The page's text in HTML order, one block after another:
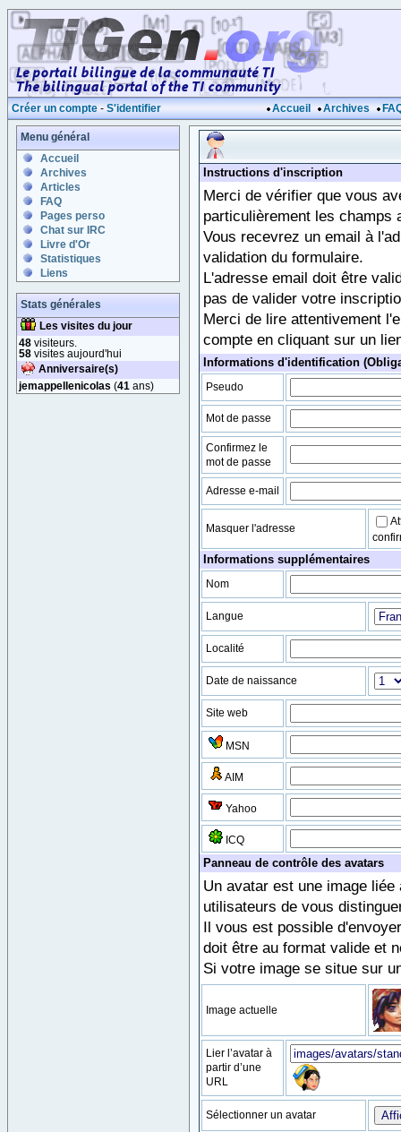
Créer un compte - S'identifier Accueil Archives
Menu général
Accueil
Archives
Articles
FAQ
Pages perso
Chat sur IRC
Livre d'Or
Statistiques
Liens
Stats générales
Les visites du jour
48 visiteurs.
58 visites aujourd'hui
Anniversaire(s)
jemappellenicolas (41 ans)
Instructions d'inscription
Merci de vérifier que vous
particulièrement les champs
Vous recevrez un email à
validation du formulaire.
L'adresse email doit être
pas de valider votre
Merci de lire attentivement
compte en cliquant sur un
Informations d'identification
Pseudo
Mot de passe
Confirmez le
mot de passe
Adresse e-mail
Masquer l'adresse
Informations supplémentaires
Nom
Langue
Localité
Date de naissance
Site web
MSN
AIM
Yahoo
ICQ
Panneau de contrôle des avatars
Un avatar est une image
utilisateurs de vous
Il vous est possible
doit être au format valide et
Si votre image se situe sur
Image actuelle
Lier l’avatar à
partir d’une
URL
Sélectionner un avatar